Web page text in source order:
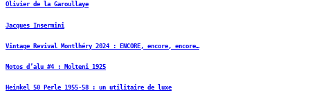
Olivier de la Garoullaye
Jacques Insermini
Vintage Revival Montlhéry 2024 : ENCORE, encore, encore…
Motos d’alu #4 : Molteni 1925
Heinkel 50 Perle 1955-58 : un utilitaire de luxe